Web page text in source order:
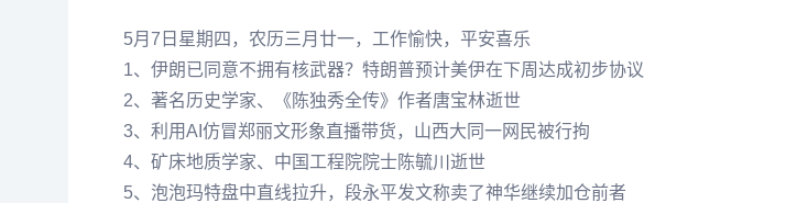
5月7日星期四，农历三月廿一，工作愉快，平安喜乐
1、伊朗已同意不拥有核武器？特朗普预计美伊在下周达成初步协议
2、著名历史学家、《陈独秀全传》作者唐宝林逝世
3、利用AI仿冒郑丽文形象直播带货，山西大同一网民被行拘
4、矿床地质学家、中国工程院院士陈毓川逝世
5、泡泡玛特盘中直线拉升，段永平发文称卖了神华继续加仓前者